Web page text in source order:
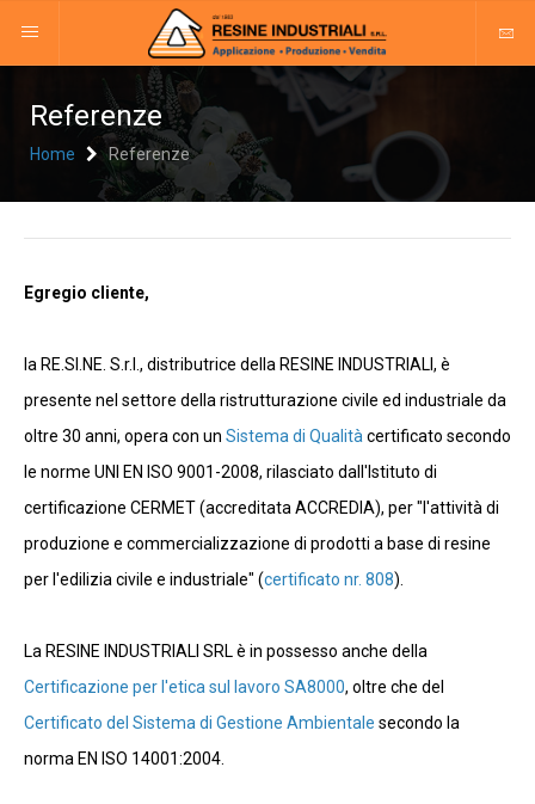
Referenze
Home Referenze
Egregio cliente,
la RE.SI.NE. S.r.l., distributrice della RESINE INDUSTRIALI, è
presente nel settore della ristrutturazione civile ed industriale da
oltre 30 anni, opera con un Sistema di Qualità certificato secondo
le norme UNI EN ISO 9001-2008, rilasciato dall'Istituto di
certificazione CERMET (accreditata ACCREDIA), per "l'attività di
produzione e commercializzazione di prodotti a base di resine
per l'edilizia civile e industriale" (certificato nr. 808).
La RESINE INDUSTRIALI SRL è in possesso anche della
Certificazione per l'etica sul lavoro SA8000, oltre che del
Certificato del Sistema di Gestione Ambientale secondo la
norma EN ISO 14001:2004.